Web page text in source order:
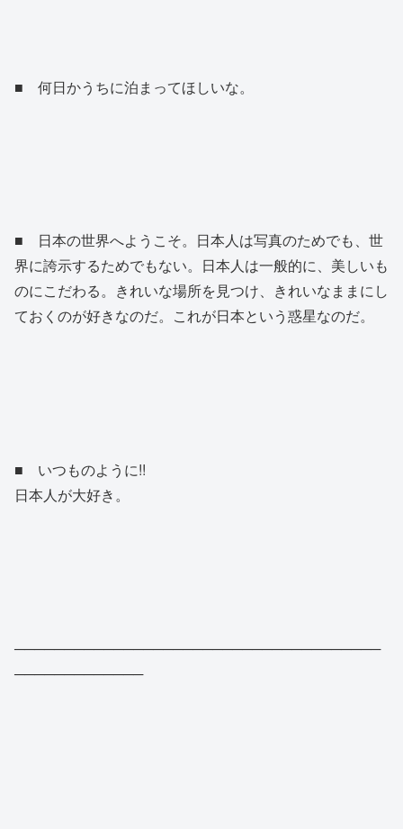
■ 何日かうちに泊まってほしいな。
■ 日本の世界へようこそ。日本人は写真のためでも、世
界に誇示するためでもない。日本人は一般的に、美しいも
のにこだわる。きれいな場所を見つけ、きれいなままにし
ておくのが好きなのだ。これが日本という惑星なのだ。
■ いつものように!!
日本人が大好き。
─────────────────────────────────────
─────────────